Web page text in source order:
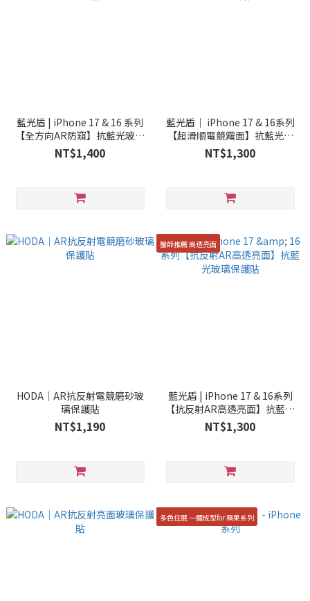
藍光盾 | iPhone 17 & 16 系列
【全方向AR防窺】抗藍光玻璃
保護貼
NT$1,400
藍光盾｜ iPhone 17 & 16系列
【超滑順電競霧面】抗藍光玻
璃保護貼
NT$1,300
HODA｜AR抗反射電競磨砂玻
璃保護貼
NT$1,190
醫師推薦 高透亮面
藍光盾 | iPhone 17 & 16系列
【抗反射AR高透亮面】抗藍光
玻璃保護貼
NT$1,300
多色任選 一體成型for 蘋果系列